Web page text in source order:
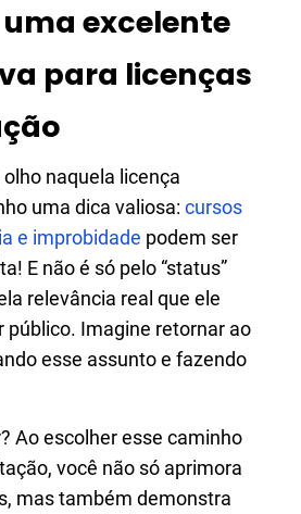
uma excelente
para licenças
naquela licença
uma dica valiosa: cursos
e improbidade podem ser
E não é só pelo “status”
relevância real que ele
público. Imagine retornar ao
esse assunto e fazendo
Ao escolher esse caminho
você não só aprimora
mas também demonstra